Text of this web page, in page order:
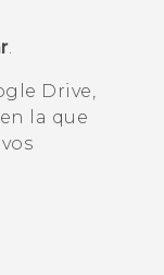
.
Drive
la que